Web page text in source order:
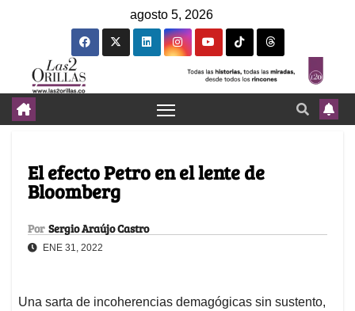
agosto 5, 2026
El efecto Petro en el lente de
Bloomberg
Por Sergio Araújo Castro
ENE 31, 2022
Una sarta de incoherencias demagógicas sin sustento,